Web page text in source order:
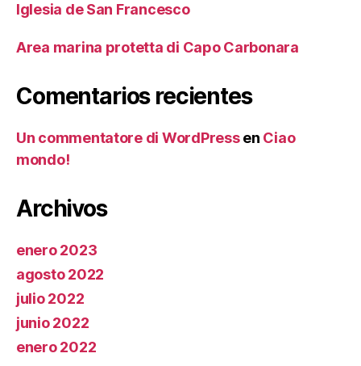
Iglesia de San Francesco
Area marina protetta di Capo Carbonara
Comentarios recientes
Un commentatore di WordPressen Ciao
mondo!
Archivos
enero 2023
agosto 2022
julio 2022
junio 2022
enero 2022